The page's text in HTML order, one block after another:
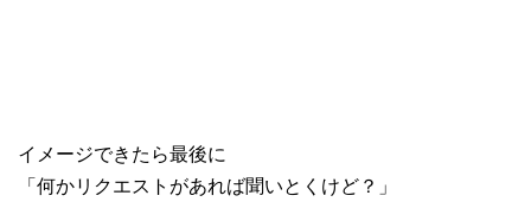
イメージできたら最後に
「何かリクエストがあれば聞いとくけど？」